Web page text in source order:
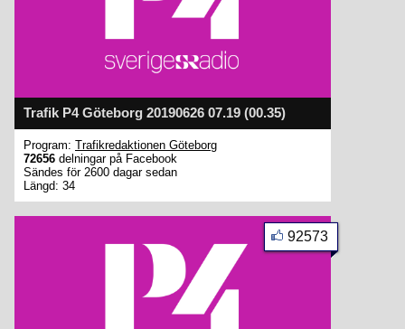
Trafik P4 Göteborg 20190626 07.19 (00.35)
Program: Trafikredaktionen Göteborg
72656 delningar på Facebook
Sändes för 2600 dagar sedan
Längd: 34
92573